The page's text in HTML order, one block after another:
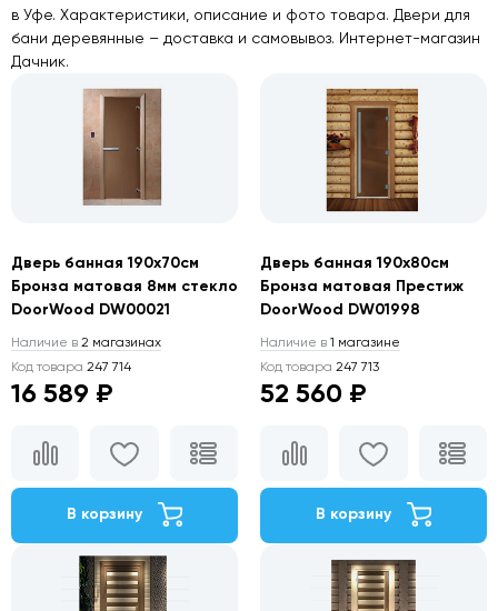
в Уфе. Характеристики, описание и фото товара. Двери для
бани деревянные – доставка и самовывоз. Интернет-магазин
Дачник.
Дверь банная 190х70см
Бронза матовая 8мм стекло
DoorWood DW00021
Наличие в 2 магазинах
Код товара 247 714
16 589 ₽
В корзину
Дверь банная 190х80см
Бронза матовая Престиж
DoorWood DW01998
Наличие в 1 магазине
Код товара 247 713
52 560 ₽
В корзину